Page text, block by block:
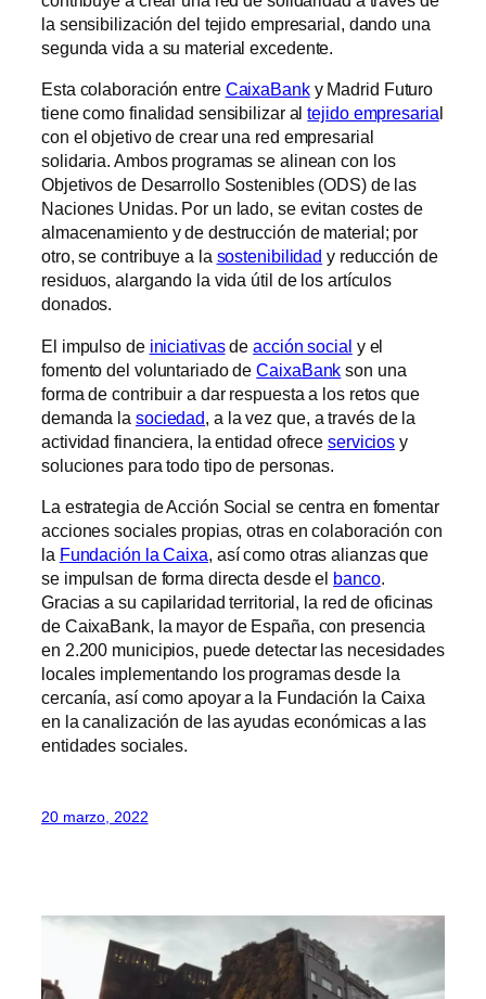
la sensibilización del tejido empresarial, dando una
segunda vida a su material excedente.
Esta colaboración entre CaixaBanky Madrid Futuro
tiene como finalidad sensibilizar altejido empresaria
con el objetivo de crear una red empresarial
solidaria. Ambos programas se alinean con los
Objetivos de Desarrollo Sostenibles (ODS) de las
Naciones Unidas. Por un lado, se evitan costes de
almacenamiento y de destrucción de material; por
otro, se contribuye a la sostenibilidad y reducción de
residuos, alargando la vida útil de los artículos
donados.
El impulso de iniciativasdeacción social y el
fomento del voluntariado deCaixaBank son una
forma de contribuir a dar respuesta a los retos que
demanda la sociedad , a la vez que, a través de la
actividad financiera, la entidad ofrece servicios y
soluciones para todo tipo de personas.
La estrategia de Acción Social se centra en fomentar
acciones sociales propias, otras en colaboración con
la Fundación la Caixa, así como otras alianzas que
se impulsan de forma directa desde el banco.
Gracias a su capilaridad territorial, la red de oficinas
de CaixaBank, la mayor de España, con presencia
en 2.200 municipios, puede detectar las necesidades
locales implementando los programas desde la
cercanía, así como apoyar a la Fundación la Caixa
en la canalización de las ayudas económicas a las
entidades sociales.
20 marzo, 2022